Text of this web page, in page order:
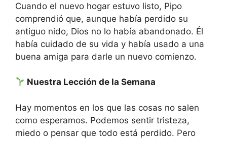
Cuando el nuevo hogar estuvo listo, Pipo
comprendió que, aunque había perdido su
antiguo nido, Dios no lo había abandonado. Él
había cuidado de su vida y había usado a una
buena amiga para darle un nuevo comienzo.
Nuestra Lección de la Semana
Hay momentos en los que las cosas no salen
como esperamos. Podemos sentir tristeza,
miedo o pensar que todo está perdido. Pero